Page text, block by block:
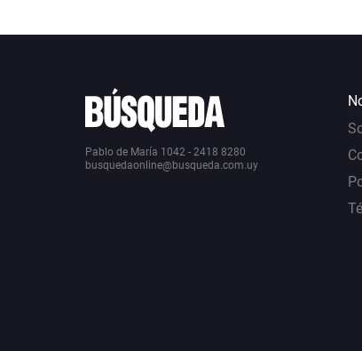
Pablo de María 1042 - 2418 8280
busquedaonline@busqueda.com.uy